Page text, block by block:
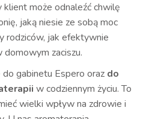
może odnaleźć chwilę
jaką niesie ze sobą moc
rodziców, jak efektywnie
zaciszu.
do gabinetu Espero oraz do
w codziennym życiu. To
wielki wpływ na zdrowie i